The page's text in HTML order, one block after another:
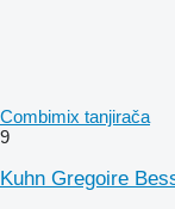
Combimix tanjirača
9
Kuhn Gregoire